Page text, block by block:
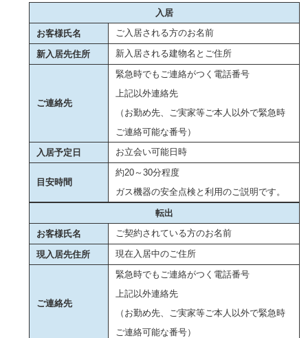
入居
お客様氏名
ご入居される方のお名前
新入居先住所 新入居される建物名とご住所
ご連絡先
緊急時でもご連絡がつく電話番号
上記以外連絡先
（お勤め先、ご実家等ご本人以外で緊急時
ご連絡可能な番号）
入居予定日
お立会い可能日時
目安時間
約20～30分程度
ガス機器の安全点検と利用のご説明です。
転出
お客様氏名
ご契約されている方のお名前
現入居先住所 現在入居中のご住所
ご連絡先
緊急時でもご連絡がつく電話番号
上記以外連絡先
（お勤め先、ご実家等ご本人以外で緊急時
ご連絡可能な番号）